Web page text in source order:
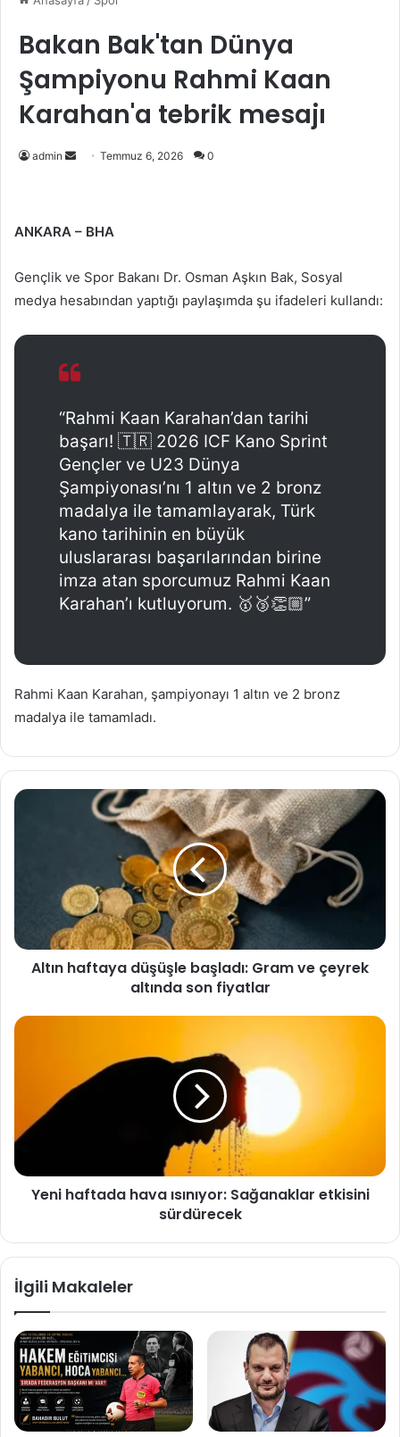
Bakan Bak'tan Dünya
Şampiyonu Rahmi Kaan
Karahan'a tebrik mesajı
admin
Bir
Temmuz 6, 2026 0
ANKARA – BHA
Gençlik ve Spor Bakanı Dr. Osman Aşkın Bak, Sosyal
medya hesabından yaptığı paylaşımda şu ifadeleri kullandı:
“Rahmi Kaan Karahan’dan tarihi
başarı! 🇹🇷 2026 ICF Kano Sprint
Gençler ve U23 Dünya
Şampiyonası’nı 1 altın ve 2 bronz
madalya ile tamamlayarak, Türk
kano tarihinin en büyük
uluslararası başarılarından birine
imza atan sporcumuz Rahmi Kaan
Karahan’ı kutluyorum. 🥇🥉👏🏼”
Rahmi Kaan Karahan, şampiyonayı 1 altın ve 2 bronz
madalya ile tamamladı.
Altın
son
fiyatlar
Altın haftaya düşüşle başladı: Gram ve çeyrek
altında son fiyatlar
Yeni
Sağanaklar
etkisini
sürdürecek
Yeni haftada hava ısınıyor: Sağanaklar etkisini
sürdürecek
İlgili Makaleler